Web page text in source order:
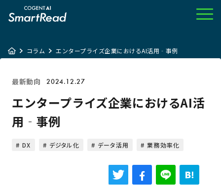
コラム エンタープライズ企業におけるAI活用‐事例
最新動向 2024.12.27
エンタープライズ企業におけるAI活
用‐事例
DX デジタル化 データ活用 業務効率化